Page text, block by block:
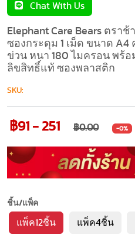
Chat With Us
Elephant Care Bears ตรา
ซองกระดุม 1 เม็ด ขนาด
ข่วน หนา 180 ไมครอน พร้
ลิขสิทธิ์แท้ ซองพลาสติก
SKU:
฿91 - 251 ฿0.00 -0%
ชิ้น/แพ็ค
แพ็ค12ชิ้น แพ็ค4ชิ้น